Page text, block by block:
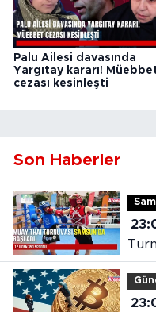
Palu Ailesi davasında
Yargıtay kararı!
cezası kesinleşti
Son Haberler